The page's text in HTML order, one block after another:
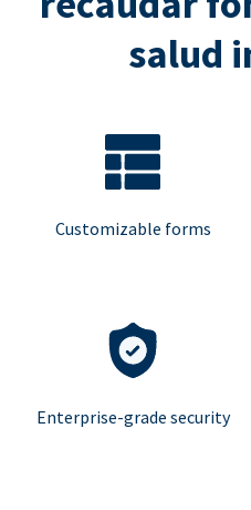
salud
Customizable forms
Enterprise-grade security